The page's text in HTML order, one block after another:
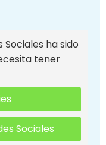
ha sido
tener
Sociales